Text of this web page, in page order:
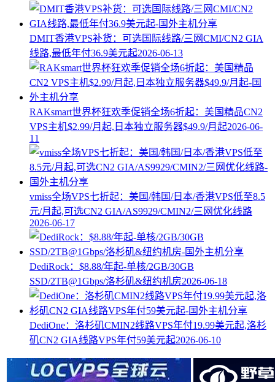
DMIT香港VPS补货：可选国际线路/三网CMI/CN2 GIA
线路,最低年付36.9美元起2026-06-13
RAKsmart世界杯狂欢季促销全场6折起：美国精品CN2
VPS主机$2.99/月起,日本独立服务器$49.9/月起2026-06-
11
vmiss全场VPS七折起：美国/韩国/日本/香港VPS低至8.5
元/月起,可选CN2 GIA/AS9929/CMIN2/三网优化线路
2026-06-17
DediRock：$8.88/年起-单核/2GB/30GB
SSD/2TB@1Gbps/洛杉矶&纽约机房2026-06-18
DediOne：洛杉矶CMIN2线路VPS年付19.99美元起,洛杉
矶CN2 GIA线路VPS年付59美元起2026-06-10